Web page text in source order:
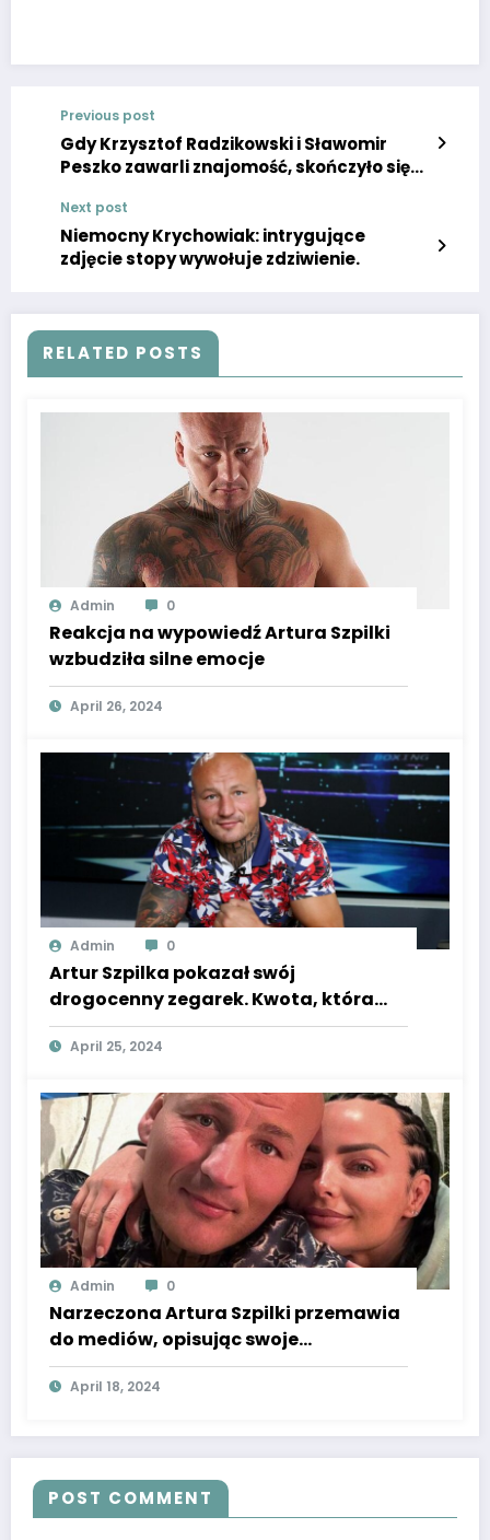
Previous post
Gdy Krzysztof Radzikowski i Sławomir
Peszko zawarli znajomość, skończyło się
Next post
Niemocny Krychowiak: intrygujące
zdjęcie stopy wywołuje zdziwienie.
RELATED POSTS
Admin 0
Reakcja na wypowiedź Artura Szpilki
wzbudziła silne emocje
April 26, 2024
Admin 0
Artur Szpilka pokazał swój
drogocenny zegarek. Kwota, która
wisi na jego ręce, jest zawrotna.
April 25, 2024
Admin 0
Narzeczona Artura Szpilki przemawia
do mediów, opisując swoje
doświadczenia związane z partnerem.
April 18, 2024
POST COMMENT